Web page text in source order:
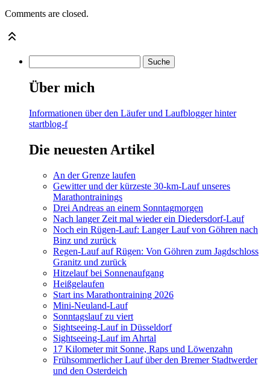
Comments are closed.
Über mich
Informationen über den Läufer und Laufblogger hinter
startblog-f
Die neuesten Artikel
An der Grenze laufen
Gewitter und der kürzeste 30-km-Lauf unseres
Marathontrainings
Drei Andreas an einem Sonntagmorgen
Nach langer Zeit mal wieder ein Diedersdorf-Lauf
Noch ein Rügen-Lauf: Langer Lauf von Göhren nach
Binz und zurück
Regen-Lauf auf Rügen: Von Göhren zum Jagdschloss
Granitz und zurück
Hitzelauf bei Sonnenaufgang
Heißgelaufen
Start ins Marathontraining 2026
Mini-Neuland-Lauf
Sonntagslauf zu viert
Sightseeing-Lauf in Düsseldorf
Sightseeing-Lauf im Ahrtal
17 Kilometer mit Sonne, Raps und Löwenzahn
Frühsommerlicher Lauf über den Bremer Stadtwerder
und den Osterdeich